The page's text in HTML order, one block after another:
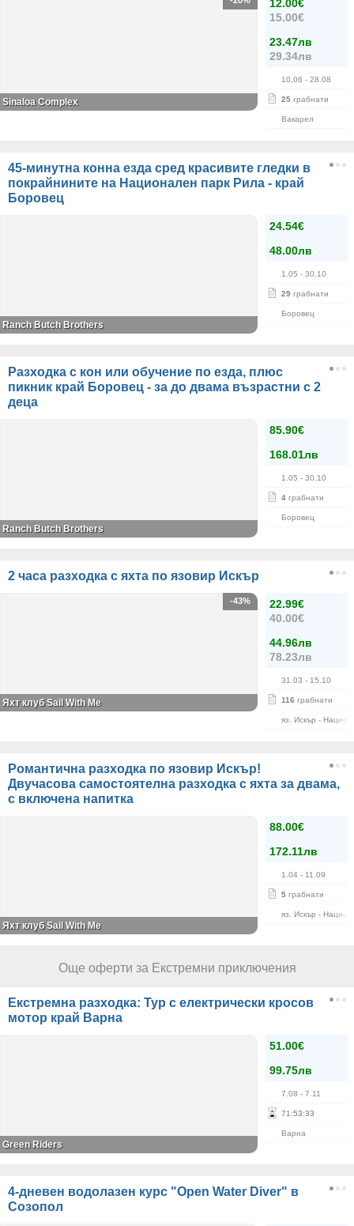
12.00€
15.00€
23.47лв
29.34лв
10.06 - 28.08
25 грабнати
Вакарел
Sinaloa Complex
45-минутна конна езда сред красивите гледки в
покрайнините на Национален парк Рила - край
Боровец
24.54€
48.00лв
1.05 - 30.10
29 грабнати
Боровец
Ranch Butch Brothers
Разходка с кон или обучение по езда, плюс
пикник край Боровец - за до двама възрастни с 2
деца
85.90€
168.01лв
1.05 - 30.10
4 грабнати
Боровец
Ranch Butch Brothers
2 часа разходка с яхта по язовир Искър
22.99€
40.00€
44.96лв
78.23лв
31.03 - 15.10
116 грабнати
яз. Искър -
-43%
Яхт клуб Sail With Me
Романтична разходка по язовир Искър!
Двучасова самостоятелна разходка с яхта за двама,
с включена напитка
88.00€
172.11лв
1.04 - 11.09
5 грабнати
яз. Искър -
Яхт клуб Sail With Me
Още оферти за Екстремни приключения
Екстремна разходка: Тур с електрически кросов
мотор край Варна
51.00€
99.75лв
7.08 - 7.11
71:53:32
Варна
Green Riders
4-дневен водолазен курс "Open Water Diver" в
Созопол